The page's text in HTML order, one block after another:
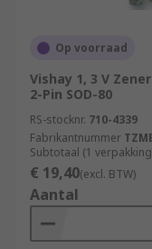
Op voorraad
Vishay 1, 3 V
2-Pin SOD-80
RS-stocknr. 710-4339
Fabrikantnummer
Subtotaal (1
€ 19,40(excl. BTW)
Aantal